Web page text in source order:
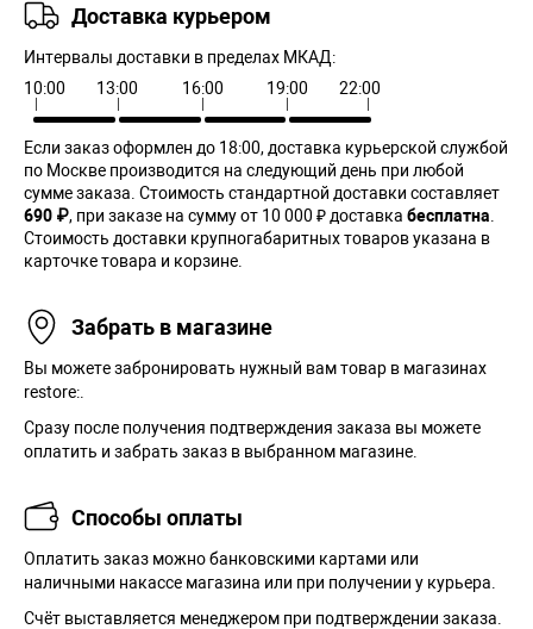
Доставка курьером
Интервалы доставки в пределах МКАД:
10:00
13:00 16:00 19:00 22:00
Если заказ оформлен до 18:00, доставка курьерской службой
по Москве производится на следующий день при любой
сумме заказа. Cтоимость стандартной доставки составляет
690 ₽, при заказе на сумму от 10 000 ₽ доставка бесплатна
Стоимость доставки крупногабаритных товаров указана в
карточке товара и корзине.
Забрать в магазине
Вы можете забронировать нужный вам товар в магазинах
restore:.
Сразу после получения подтверждения заказа вы можете
оплатить и забрать заказ в выбранном магазине.
Способы оплаты
Оплатить заказ можно банковскими картами или
наличными накассе магазина или при получении у курьера.
Cчёт выставляется менеджером при подтверждении заказа.